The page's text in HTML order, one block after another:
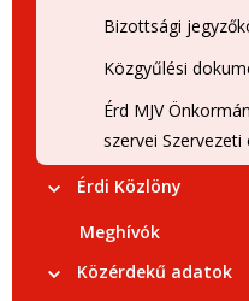
Bizottsági
Közgyűlési
Érd MJV
szervei
Érdi Közlöny
Meghívók
Közérdekű adatok